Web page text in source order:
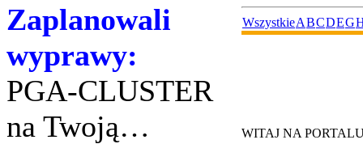
Zaplanowali
wyprawy:
PGA-CLUSTER
na Twoją…
WszystkieABCDEG
WITAJ NA